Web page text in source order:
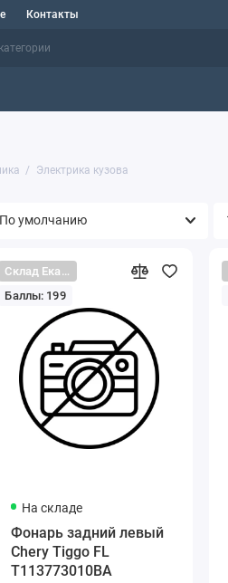
Контакты
Электрика кузова
Склад Екатеринбург
Баллы: 199
На складе
Фонарь задний левый
Chery Tiggo FL
T113773010BA